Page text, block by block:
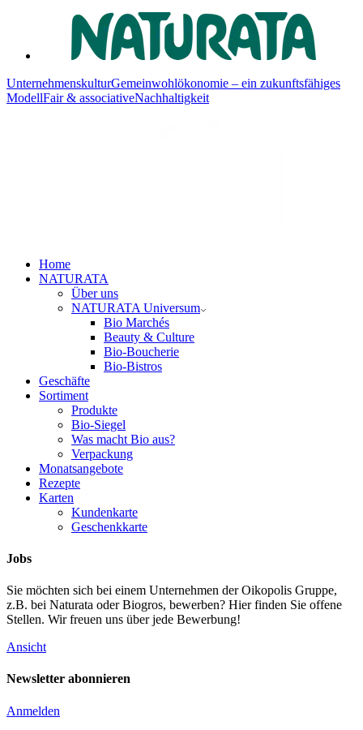
UnternehmenskulturGemeinwohlökonomie – ein zukunftsfähiges
ModellFair & associativeNachhaltigkeit
Home
NATURATA
Über uns
NATURATA Universum
Bio Marchés
Beauty & Culture
Bio-Boucherie
Bio-Bistros
Geschäfte
Sortiment
Produkte
Bio-Siegel
Was macht Bio aus?
Verpackung
Monatsangebote
Rezepte
Karten
Kundenkarte
Geschenkkarte
Jobs
Sie möchten sich bei einem Unternehmen der Oikopolis Gruppe,
z.B. bei Naturata oder Biogros, bewerben? Hier finden Sie offene
Stellen. Wir freuen uns über jede Bewerbung!
Ansicht
Newsletter abonnieren
Anmelden